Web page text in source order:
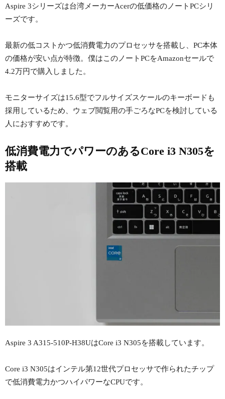
Aspire 3シリーズは台湾メーカーAcerの低価格のノートPCシリ
ーズです。
最新の低コストかつ低消費電力のプロセッサを搭載し、PC本体
の価格が安い点が特徴。僕はこのノートPCをAmazonセールで
4.2万円で購入しました。
モニターサイズは15.6型でフルサイズスケールのキーボードも
採用しているため、ウェブ閲覧用の手ごろなPCを検討している
人におすすめです。
低消費電力でパワーのあるCore i3 N305を
搭載
Aspire 3 A315-510P-H38UはCore i3 N305を搭載しています。
Core i3 N305はインテル第12世代プロセッサで作られたチップ
で低消費電力かつハイパワーなCPUです。